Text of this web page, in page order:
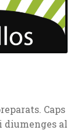
Caps
diumenges al